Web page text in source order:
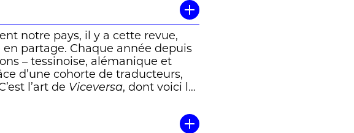
notre pays, il y a cette revue,
partage. Chaque année depuis
– tessinoise, alémanique et
d’une cohorte de traducteurs,
l’art de Viceversa, dont voici la
les broussailles qui nous
(…) Pages vibrantes de traces